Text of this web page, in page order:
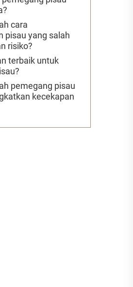
cara
pisau yang salah
risiko?
terbaik untuk
pemegang pisau
kecekapan